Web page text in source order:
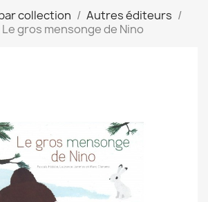
collection
Autres éditeurs
Le gros mensonge de Nino